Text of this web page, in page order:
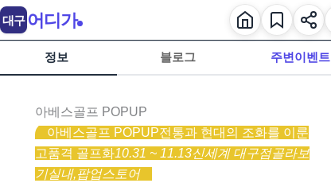
정보 블로그 주변이벤트
아베스골프 POPUP
아베스골프 POPUP전통과 현대의 조화를 이룬
고품격 골프화10.31 ~ 11.13신세계 대구점골라보
기실내,팝업스토어
대구 어디가